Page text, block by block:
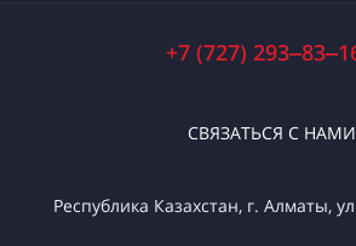
+7 (727)
СВЯЗАТЬСЯ С НАМИ
Республика Казахстан, г. Алматы,